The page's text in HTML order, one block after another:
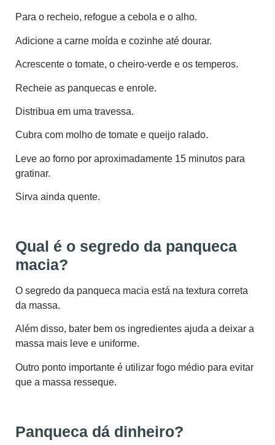
Para o recheio, refogue a cebola e o alho.
Adicione a carne moída e cozinhe até dourar.
Acrescente o tomate, o cheiro-verde e os temperos.
Recheie as panquecas e enrole.
Distribua em uma travessa.
Cubra com molho de tomate e queijo ralado.
Leve ao forno por aproximadamente 15 minutos para
gratinar.
Sirva ainda quente.
Qual é o segredo da panqueca
macia?
O segredo da panqueca macia está na textura correta
da massa.
Além disso, bater bem os ingredientes ajuda a deixar a
massa mais leve e uniforme.
Outro ponto importante é utilizar fogo médio para evitar
que a massa resseque.
Panqueca dá dinheiro?